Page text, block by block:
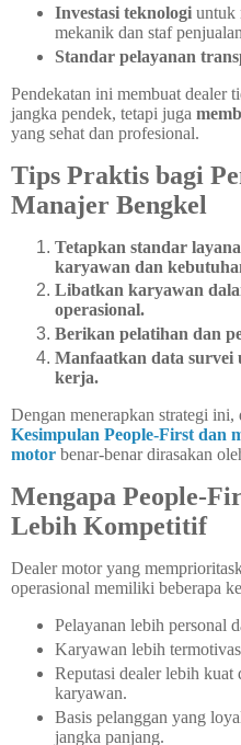
Investasi teknologiuntuk
mekanik dan staf
Standar pelayanan
Pendekatan ini membuat dealer
jangka pendek, tetapi juga
yang sehat dan profesional.
Tips Praktis bagi
Manajer Bengkel
Tetapkan standar
karyawan dan
Libatkan karyawan
operasional.
Berikan pelatihan dan
Manfaatkan data
kerja.
Dengan menerapkan strategi ini,
Kesimpulan People-First dan
motor benar-benar dirasakan
Mengapa People-
Lebih Kompetitif
Dealer motor yang
operasional memiliki beberapa
Pelayanan lebih personal
Karyawan lebih
Reputasi dealer lebih kuat
karyawan.
Basis pelanggan yang
jangka panjang.